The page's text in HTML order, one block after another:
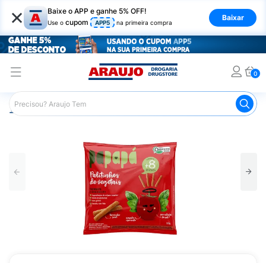
× Baixe o APP e ganhe 5% OFF!
Use o cupom APP5 na primeira compra
Baixar
0
Araujo Infantil Biscoito Infantil